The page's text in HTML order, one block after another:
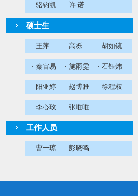
· 骆钧凯 · 许 诺
硕士生
· 王萍 · 高栎 · 胡如镜
· 秦宙易 · 施雨雯 · 石钰炜
· 阳亚婷 · 赵博雅 · 徐程权
· 李心玫 · 张唯唯
工作人员
· 曹一琼 · 彭晓鸣